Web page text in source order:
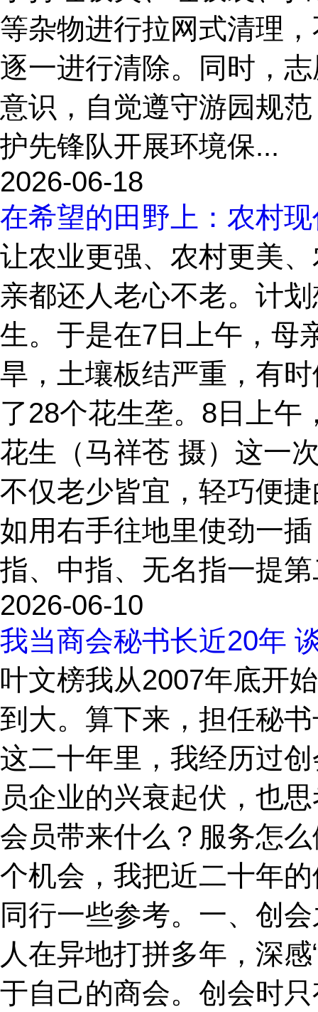
等杂物进行拉网式清理
逐一进行清除。同时，
意识，自觉遵守游园规
护先锋队开展环境保...
2026-06-18
在希望的田野上：农村
让农业更强、农村更美
亲都还人老心不老。计
生。于是在7日上午，母
旱，土壤板结严重，有
了28个花生垄。8日上午
花生（马祥苍 摄）这一
不仅老少皆宜，轻巧便
如用右手往地里使劲一
指、中指、无名指一提
2026-06-10
我当商会秘书长近20年
叶文榜我从2007年底开
到大。算下来，担任秘
这二十年里，我经历过
员企业的兴衰起伏，也
会员带来什么？服务怎
个机会，我把近二十年
同行一些参考。一、创
人在异地打拼多年，深
于自己的商会。创会时